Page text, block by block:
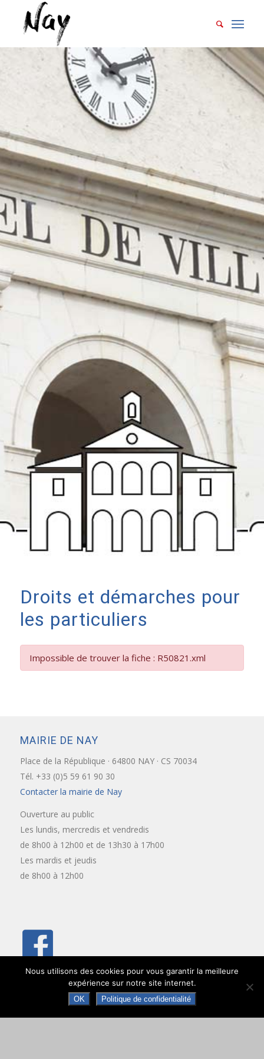
Droits et démarches pour
les particuliers
Impossible de trouver la fiche : R50821.xml
MAIRIE DE NAY
Place de la République · 64800 NAY · CS 70034
Tél. +33 (0)5 59 61 90 30
Contacter la mairie de Nay
Ouverture au public
Les lundis, mercredis et vendredis
de 8h00 à 12h00 et de 13h30 à 17h00
Les mardis et jeudis
de 8h00 à 12h00
Nous utilisons des cookies pour vous garantir la meilleure
expérience sur notre site internet.
OK Politique de confidentialité